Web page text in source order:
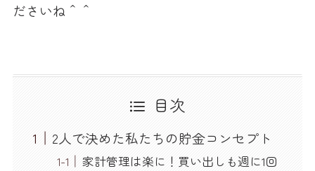
ださいね＾＾
目次
2人で決めた私たちの貯金コンセプト
家計管理は楽に！買い出しも週に1回